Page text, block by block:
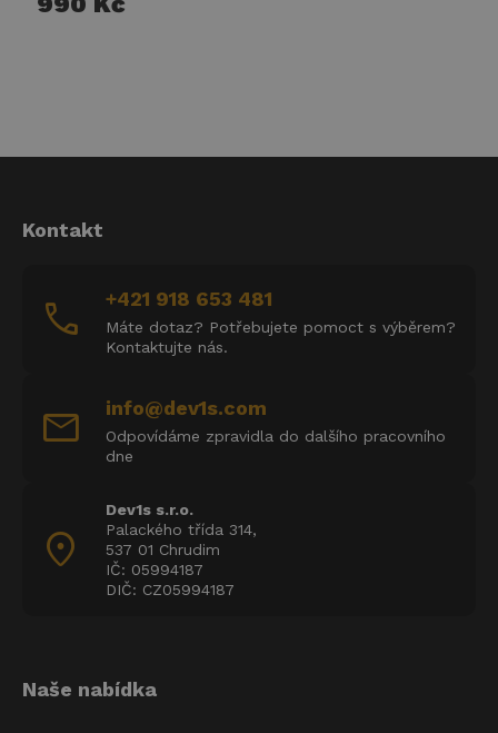
Kontakt
call +421 918 653 481
Máte dotaz? Potřebujete pomoct s výběrem?
Kontaktujte nás.
mail info@dev1s.com
Odpovídáme zpravidla do dalšího pracovního
dne
location_on
Dev1s s.r.o.
Palackého třída 314,
537 01 Chrudim
IČ: 05994187
DIČ: CZ05994187
Naše nabídka